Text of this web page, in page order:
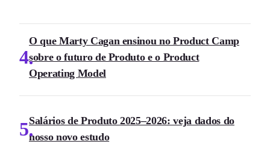
4
O que Marty Cagan ensinou no Product Camp
sobre o futuro de Produto e o Product
Operating Model
5Salários de Produto 2025–2026: veja dados do
nosso novo estudo